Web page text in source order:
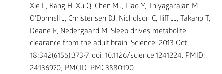
Xie L, Kang H, Xu Q, Chen MJ, Liao Y, Thiyagarajan M,
O'Donnell J, Christensen DJ, Nicholson C, Iliff JJ, Takano T,
Deane R, Nedergaard M. Sleep drives metabolite
clearance from the adult brain. Science. 2013 Oct
18;342(6156):373-7. doi: 10.1126/science.1241224. PMID:
24136970; PMCID: PMC3880190